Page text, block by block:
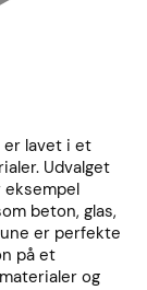
er lavet i et
Udvalget
eksempel
beton, glas,
er perfekte
på et
og